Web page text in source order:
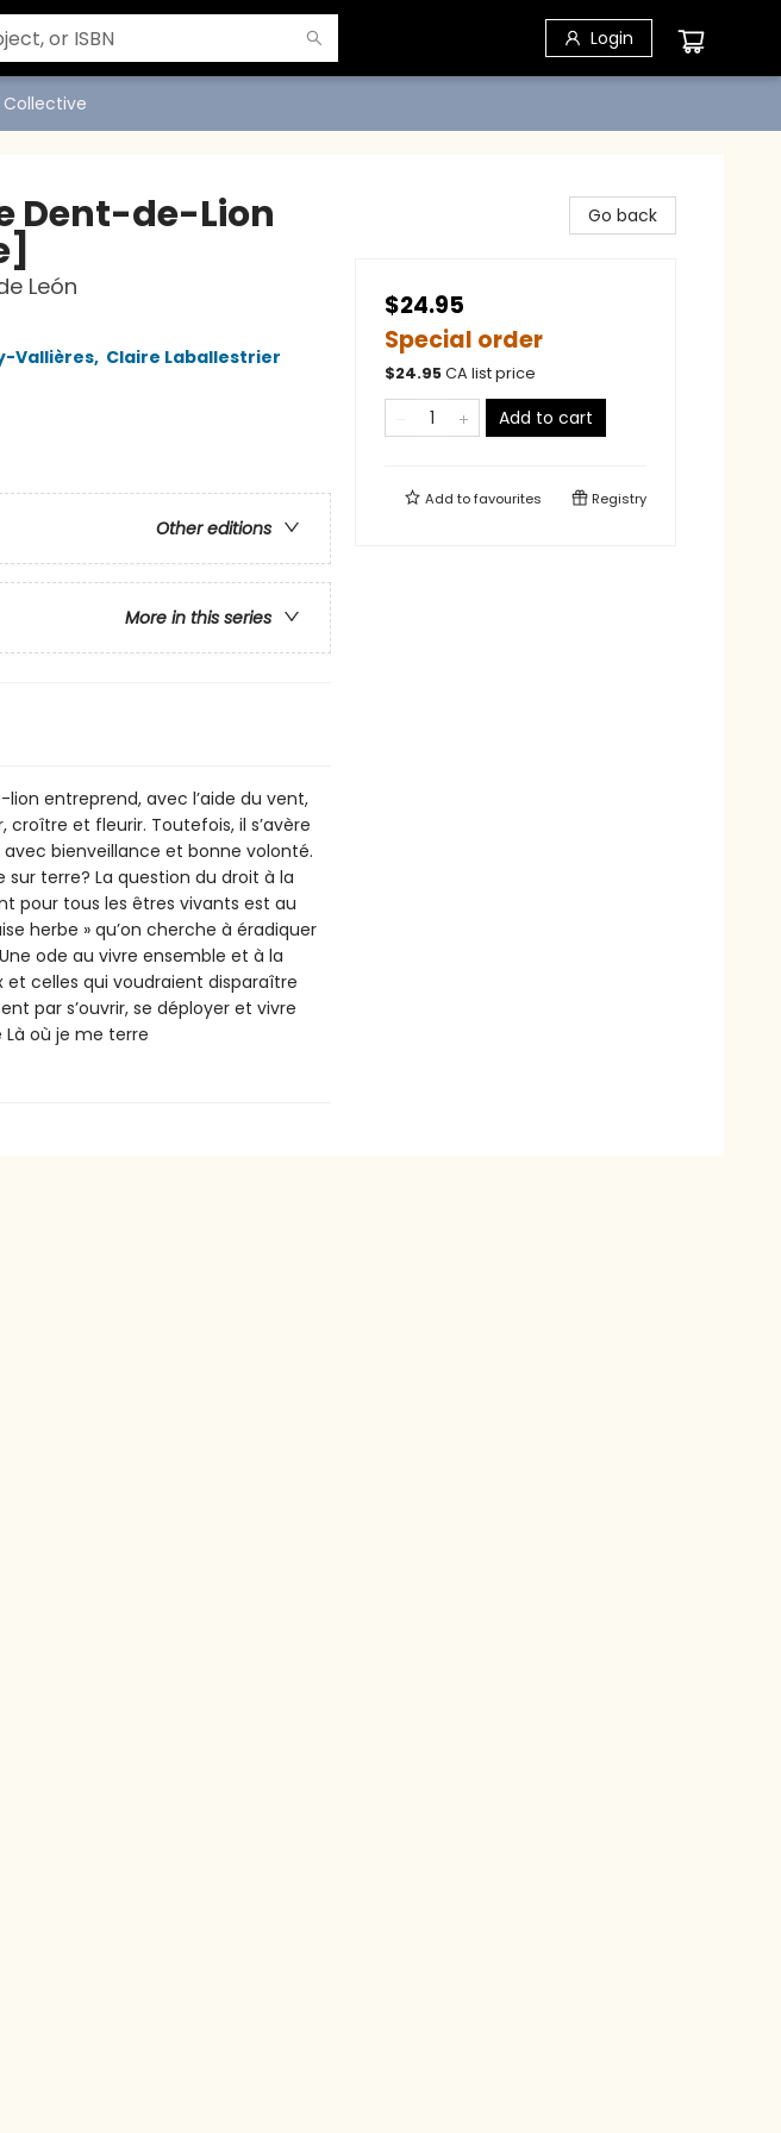
Login
Collective
Dent-de-Lion
León
Vallières, Claire Laballestrier
Other editions
More in this series
entreprend, avec l’aide du vent,
et fleurir. Toutefois, il s’avère
bienveillance et bonne volonté.
terre? La question du droit à la
pour tous les êtres vivants est au
herbe » qu’on cherche à éradiquer
ode au vivre ensemble et à la
celles qui voudraient disparaître
par s’ouvrir, se déployer et vivre
Là où je me terre
Go back
$24.95
Special order
$24.95CA list price
Add to cart
Add tofavourites Registry